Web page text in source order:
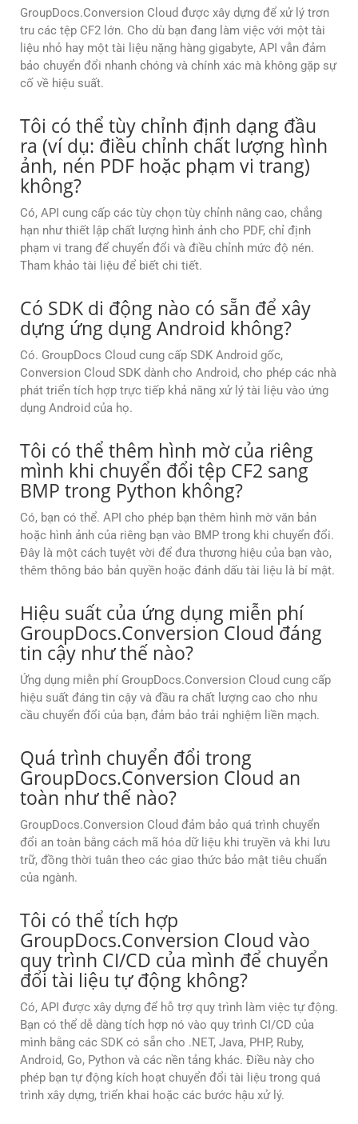
GroupDocs.Conversion Cloud được xây dựng để xử lý trơn
tru các tệp CF2 lớn. Cho dù bạn đang làm việc với một tài
liệu nhỏ hay một tài liệu nặng hàng gigabyte, API vẫn đảm
bảo chuyển đổi nhanh chóng và chính xác mà không gặp sự
cố về hiệu suất.
Tôi có thể tùy chỉnh định dạng đầu
ra (ví dụ: điều chỉnh chất lượng hình
ảnh, nén PDF hoặc phạm vi trang)
không?
Có, API cung cấp các tùy chọn tùy chỉnh nâng cao, chẳng
hạn như thiết lập chất lượng hình ảnh cho PDF, chỉ định
phạm vi trang để chuyển đổi và điều chỉnh mức độ nén.
Tham khảo tài liệu để biết chi tiết.
Có SDK di động nào có sẵn để xây
dựng ứng dụng Android không?
Có. GroupDocs Cloud cung cấp SDK Android gốc,
Conversion Cloud SDK dành cho Android, cho phép các nhà
phát triển tích hợp trực tiếp khả năng xử lý tài liệu vào ứng
dụng Android của họ.
Tôi có thể thêm hình mờ của riêng
mình khi chuyển đổi tệp CF2 sang
BMP trong Python không?
Có, bạn có thể. API cho phép bạn thêm hình mờ văn bản
hoặc hình ảnh của riêng bạn vào BMP trong khi chuyển đổi.
Đây là một cách tuyệt vời để đưa thương hiệu của bạn vào,
thêm thông báo bản quyền hoặc đánh dấu tài liệu là bí mật.
Hiệu suất của ứng dụng miễn phí
GroupDocs.Conversion Cloud đáng
tin cậy như thế nào?
Ứng dụng miễn phí GroupDocs.Conversion Cloud cung cấp
hiệu suất đáng tin cậy và đầu ra chất lượng cao cho nhu
cầu chuyển đổi của bạn, đảm bảo trải nghiệm liền mạch.
Quá trình chuyển đổi trong
GroupDocs.Conversion Cloud an
toàn như thế nào?
GroupDocs.Conversion Cloud đảm bảo quá trình chuyển
đổi an toàn bằng cách mã hóa dữ liệu khi truyền và khi lưu
trữ, đồng thời tuân theo các giao thức bảo mật tiêu chuẩn
của ngành.
Tôi có thể tích hợp
GroupDocs.Conversion Cloud vào
quy trình CI/CD của mình để chuyển
đổi tài liệu tự động không?
Có, API được xây dựng để hỗ trợ quy trình làm việc tự động.
Bạn có thể dễ dàng tích hợp nó vào quy trình CI/CD của
mình bằng các SDK có sẵn cho .NET, Java, PHP, Ruby,
Android, Go, Python và các nền tảng khác. Điều này cho
phép bạn tự động kích hoạt chuyển đổi tài liệu trong quá
trình xây dựng, triển khai hoặc các bước hậu xử lý.